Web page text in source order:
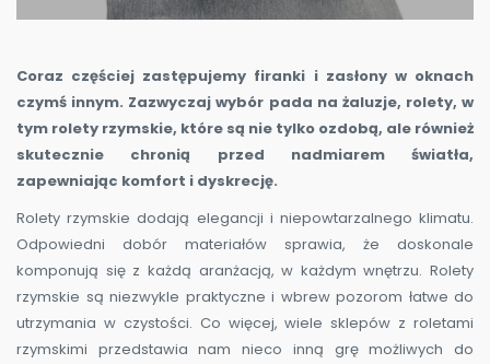
Coraz częściej zastępujemy firanki i zasłony w oknach
czymś innym. Zazwyczaj wybór pada na żaluzje, rolety, w
tym rolety rzymskie, które są nie tylko ozdobą, ale również
skutecznie chronią przed nadmiarem światła,
zapewniając komfort i dyskrecję.
Rolety rzymskie dodają elegancji i niepowtarzalnego klimatu.
Odpowiedni dobór materiałów sprawia, że doskonale
komponują się z każdą aranżacją, w każdym wnętrzu. Rolety
rzymskie są niezwykle praktyczne i wbrew pozorom łatwe do
utrzymania w czystości. Co więcej, wiele sklepów z roletami
rzymskimi przedstawia nam nieco inną grę możliwych do